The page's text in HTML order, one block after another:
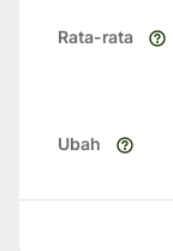
Rata-rata
Ubah